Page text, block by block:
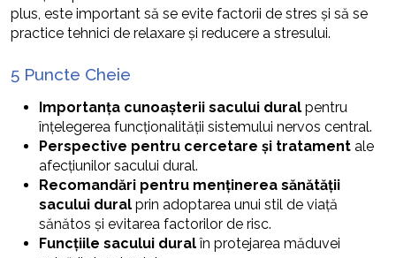
plus, este important să se evite factorii de stres și să se
practice tehnici de relaxare și reducere a stresului.
5 Puncte Cheie
Importanța cunoașterii sacului dural pentru
înțelegerea funcționalității sistemului nervos central.
Perspective pentru cercetare și tratament ale
afecțiunilor sacului dural.
Recomandări pentru menținerea sănătății
sacului dural prin adoptarea unui stil de viață
sănătos și evitarea factorilor de risc.
Funcțiile sacului duralîn protejarea măduvei